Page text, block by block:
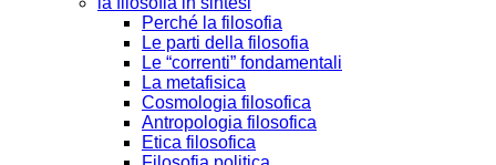
Perché la filosofia
Le parti della filosofia
Le “correnti” fondamentali
La metafisica
Cosmologia filosofica
Antropologia filosofica
Etica filosofica